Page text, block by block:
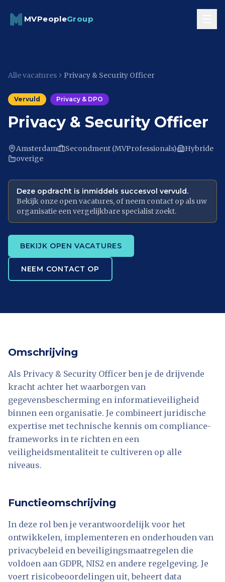
MVPeopleGroup
Alle vacatures Privacy & Security Officer
Vervuld Privacy & DPO
Privacy & Security Officer
Amsterdam Secondment (MVProfessionals)
Hybride
overige
Deze opdracht is inmiddels succesvol vervuld.
Bekijk onze open vacatures, of neem contact op als uw
organisatie een vergelijkbare specialist zoekt.
BEKIJK OPEN VACATURES
NEEM CONTACT OP
Omschrijving
Als Privacy & Security Officer ben je de drijvende
kracht achter het waarborgen van
gegevensbescherming en informatieveiligheid
binnen een organisatie. Je combineert juridische
expertise met technische kennis om compliance-
frameworks in te richten en een
veiligheidsmentaliteit te cultiveren op alle
niveaus.
Functieomschrijving
In deze rol ben je verantwoordelijk voor het
ontwikkelen, implementeren en onderhouden van
privacybeleid en beveiligingsmaatregelen die
voldoen aan GDPR, NIS2 en andere regelgeving. Je
voert risicobeoordelingen uit, beheert data